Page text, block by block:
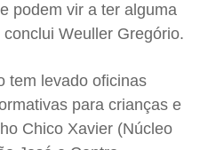
podem vir a ter alguma
Weuller Gregório.
tem levado oficinas
para crianças e
Chico Xavier (Núcleo